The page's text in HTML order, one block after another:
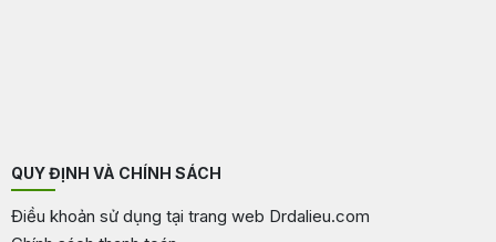
QUY ĐỊNH VÀ CHÍNH SÁCH
Điều khoản sử dụng tại trang web Drdalieu.com